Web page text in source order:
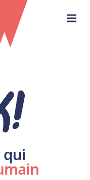
qui